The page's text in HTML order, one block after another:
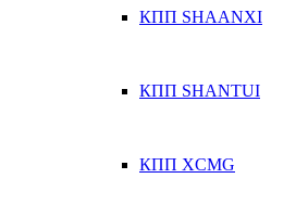
КПП SHAANXI
КПП SHANTUI
КПП XCMG